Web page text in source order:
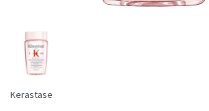
Kerastase